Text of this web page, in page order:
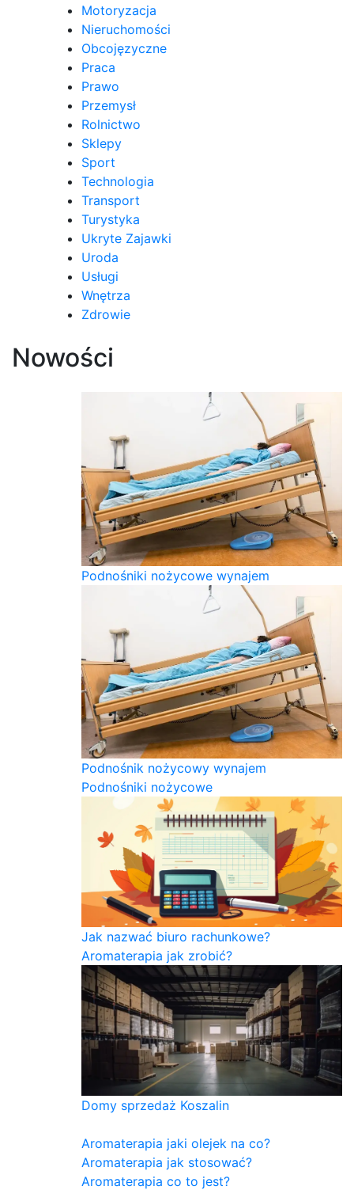
Motoryzacja
Nieruchomości
Obcojęzyczne
Praca
Prawo
Przemysł
Rolnictwo
Sklepy
Sport
Technologia
Transport
Turystyka
Ukryte Zajawki
Uroda
Usługi
Wnętrza
Zdrowie
Nowości
Podnośniki nożycowe wynajem
Podnośnik nożycowy wynajem
Podnośniki nożycowe
Jak nazwać biuro rachunkowe?
Aromaterapia jak zrobić?
Domy sprzedaż Koszalin
Aromaterapia jaki olejek na co?
Aromaterapia jak stosować?
Aromaterapia co to jest?